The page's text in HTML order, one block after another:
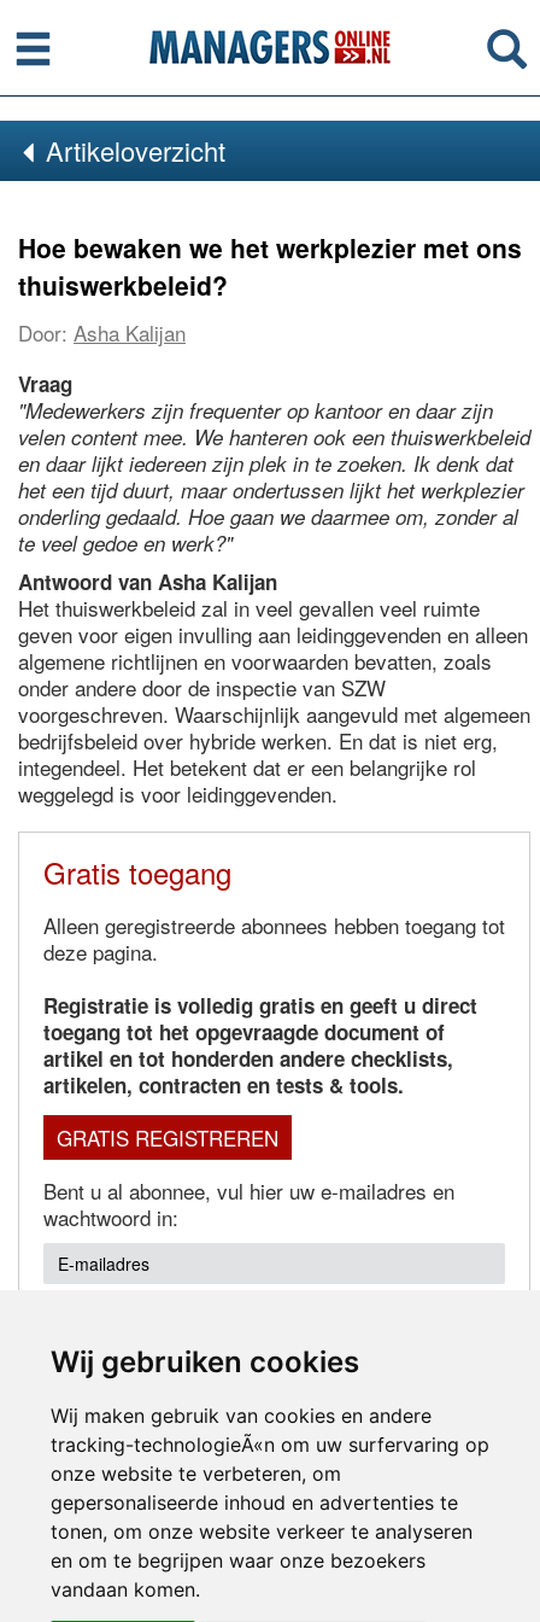
Wij gebruiken cookies
Wij maken gebruik van cookies en andere
tracking-technologieÃ«n om uw surfervaring op
onze website te verbeteren, om
gepersonaliseerde inhoud en advertenties te
tonen, om onze website verkeer te analyseren
en om te begrijpen waar onze bezoekers
vandaan komen.
Menu
Artikeloverzicht
Hoe bewaken we het werkplezier met ons
thuiswerkbeleid?
Door: Asha Kalijan
Vraag
"Medewerkers zijn frequenter op kantoor en daar zijn
velen content mee. We hanteren ook een thuiswerkbeleid
en daar lijkt iedereen zijn plek in te zoeken. Ik denk dat
het een tijd duurt, maar ondertussen lijkt het werkplezier
onderling gedaald. Hoe gaan we daarmee om, zonder al
te veel gedoe en werk?"
Antwoord van Asha Kalijan
Het thuiswerkbeleid zal in veel gevallen veel ruimte
geven voor eigen invulling aan leidinggevenden en alleen
algemene richtlijnen en voorwaarden bevatten, zoals
onder andere door de inspectie van SZW
voorgeschreven. Waarschijnlijk aangevuld met algemeen
bedrijfsbeleid over hybride werken. En dat is niet erg,
integendeel. Het betekent dat er een belangrijke rol
weggelegd is voor leidinggevenden.
Gratis toegang
Alleen geregistreerde abonnees hebben toegang tot
deze pagina.
Registratie is volledig gratis en geeft u direct
toegang tot het opgevraagde document of
artikel en tot honderden andere checklists,
artikelen, contracten en tests & tools.
GRATIS REGISTREREN
Bent u al abonnee, vul hier uw e-mailadres en
wachtwoord in:
Wachtwoord vergeten?